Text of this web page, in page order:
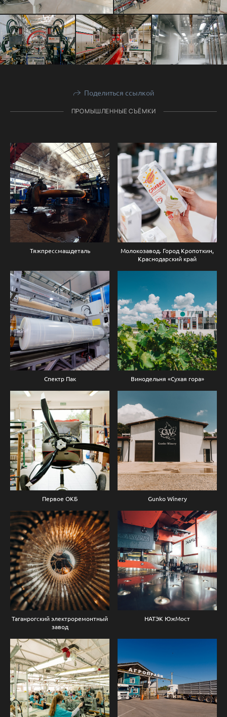
Поделиться ссылкой
ПРОМЫШЛЕННЫЕ СЪЁМКИ
Тяжпрессмашдеталь
Молокозавод. Город Кропоткин,
Краснодарский край
Спектр Пак Винодельня «Сухая гора»
Первое ОКБ Gunko Winery
Таганрогский электроремонтный
завод
НАТЭК ЮжМост